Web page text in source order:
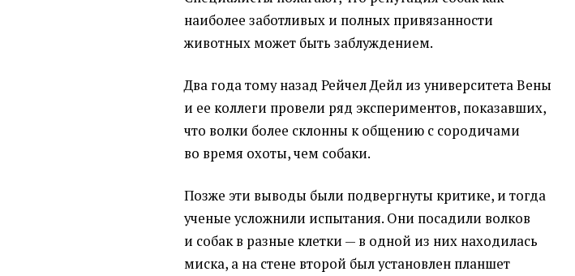
наиболее заботливых и полных привязанности
животных может быть заблуждением.
Два года тому назад Рейчел Дейл из университета Вены
и ее коллеги провели ряд экспериментов, показавших,
что волки более склонны к общению с сородичами
во время охоты, чем собаки.
Позже эти выводы были подвергнуты критике, и тогда
ученые усложнили испытания. Они посадили волков
и собак в разные клетки — в одной из них находилась
миска, а на стене второй был установлен планшет